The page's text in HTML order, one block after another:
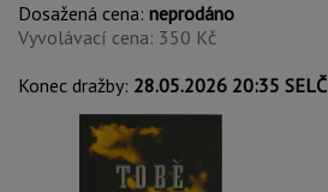
Dosažená cena: neprodáno
Vyvolávací cena: 350 Kč
Konec dražby: 28.05.2026 20:35 SELČ